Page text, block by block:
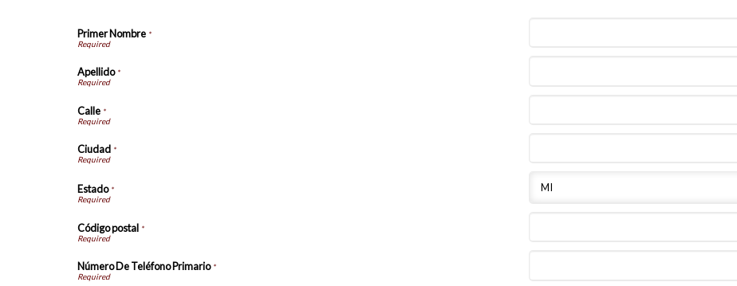
Primer Nombre *
Apellido*
Calle *
Ciudad *
Estado*
Código postal *
Número De Teléfono Primario*